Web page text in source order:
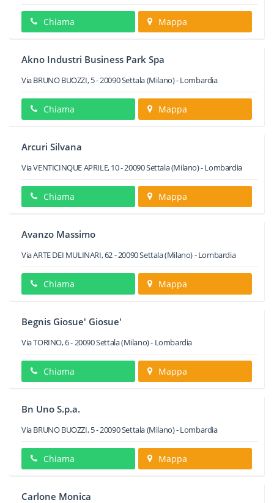
Chiama Mappa
Akno Industri Business Park Spa
Via BRUNO BUOZZI, 5-20090Settala(Milano) -Lombardia
Chiama Mappa
Arcuri Silvana
Via VENTICINQUE APRILE, 10-20090Settala(Milano) -Lombardia
Chiama Mappa
Avanzo Massimo
Via ARTE DEI MULINARI, 62-20090Settala(Milano) -Lombardia
Chiama Mappa
Begnis Giosue' Giosue'
Via TORINO, 6-20090Settala(Milano) - Lombardia
Chiama Mappa
Bn Uno S.p.a.
Via BRUNO BUOZZI, 5-20090Settala(Milano) -Lombardia
Chiama Mappa
Carlone Monica